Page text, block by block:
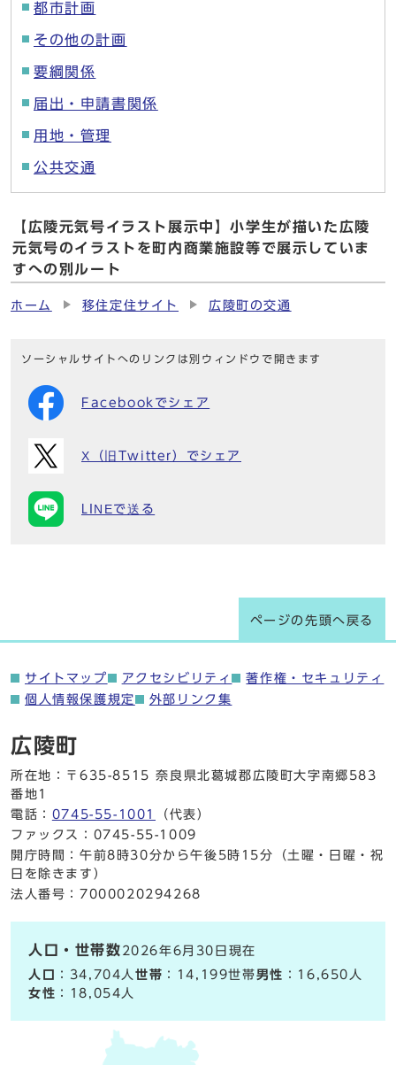
都市計画
その他の計画
要綱関係
届出・申請書関係
用地・管理
公共交通
【広陵元気号イラスト展示中】小学生が描いた広陵
元気号のイラストを町内商業施設等で展示していま
すへの別ルート
ホーム 移住定住サイト 広陵町の交通
ソーシャルサイトへのリンクは別ウィンドウで開きます
Facebookでシェア
X（旧Twitter）でシェア
LINEで送る
ページの先頭へ戻る
サイトマップ アクセシビリティ
著作権・セキュリティ
個人情報保護規定
外部リンク集
広陵町
所在地：〒635-8515 奈良県北葛城郡広陵町大字南郷583
番地1
電話： 0745-55-1001
（代表）
ファックス：0745-55-1009
開庁時間：午前8時30分から午後5時15分（土曜・日曜・祝
日を除きます）
法人番号：7000020294268
人口・世帯数 2026年6月30日現在
人口
：34,704人世帯 ：14,199世帯男性 ：16,650人
女性 ：18,054人